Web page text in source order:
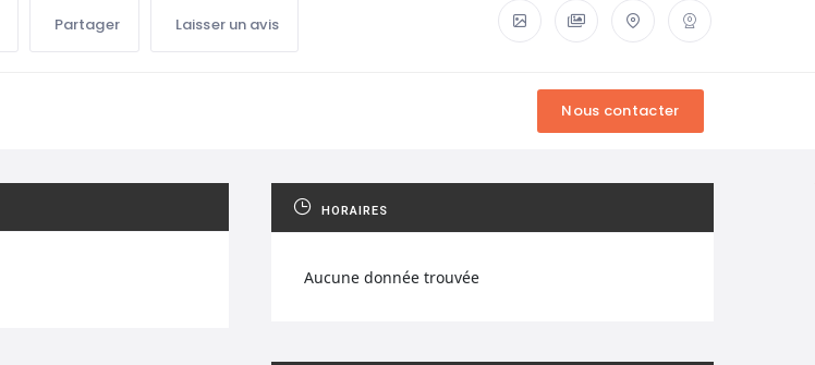
Partager Laisser un avis
HORAIRES
Aucune donnée trouvée